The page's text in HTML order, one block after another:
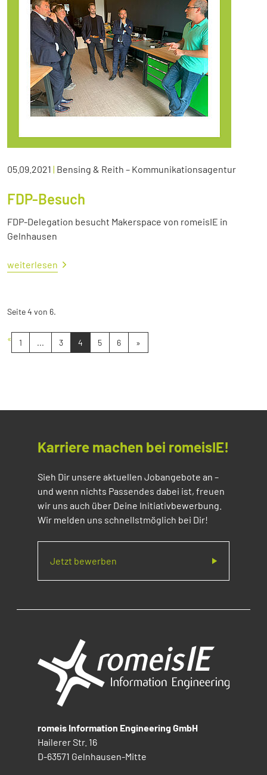
05.09.2021 | Bensing & Reith – Kommunikationsagentur
FDP-Besuch
FDP-Delegation besucht Makerspace von romeisIE in
Gelnhausen
weiterlesen
Seite 4 von 6.
« 1 ... 3 4 5 6 »
Karriere machen bei romeisIE!
Sieh Dir unsere aktuellen Jobangebote an –
und wenn nichts Passendes dabei ist, freuen
wir uns auch über Deine Initiativbewerbung.
Wir melden uns schnellstmöglich bei Dir!
Jetzt bewerben
romeis Information Engineering GmbH
Hailerer Str. 16
D-63571 Gelnhausen-Mitte